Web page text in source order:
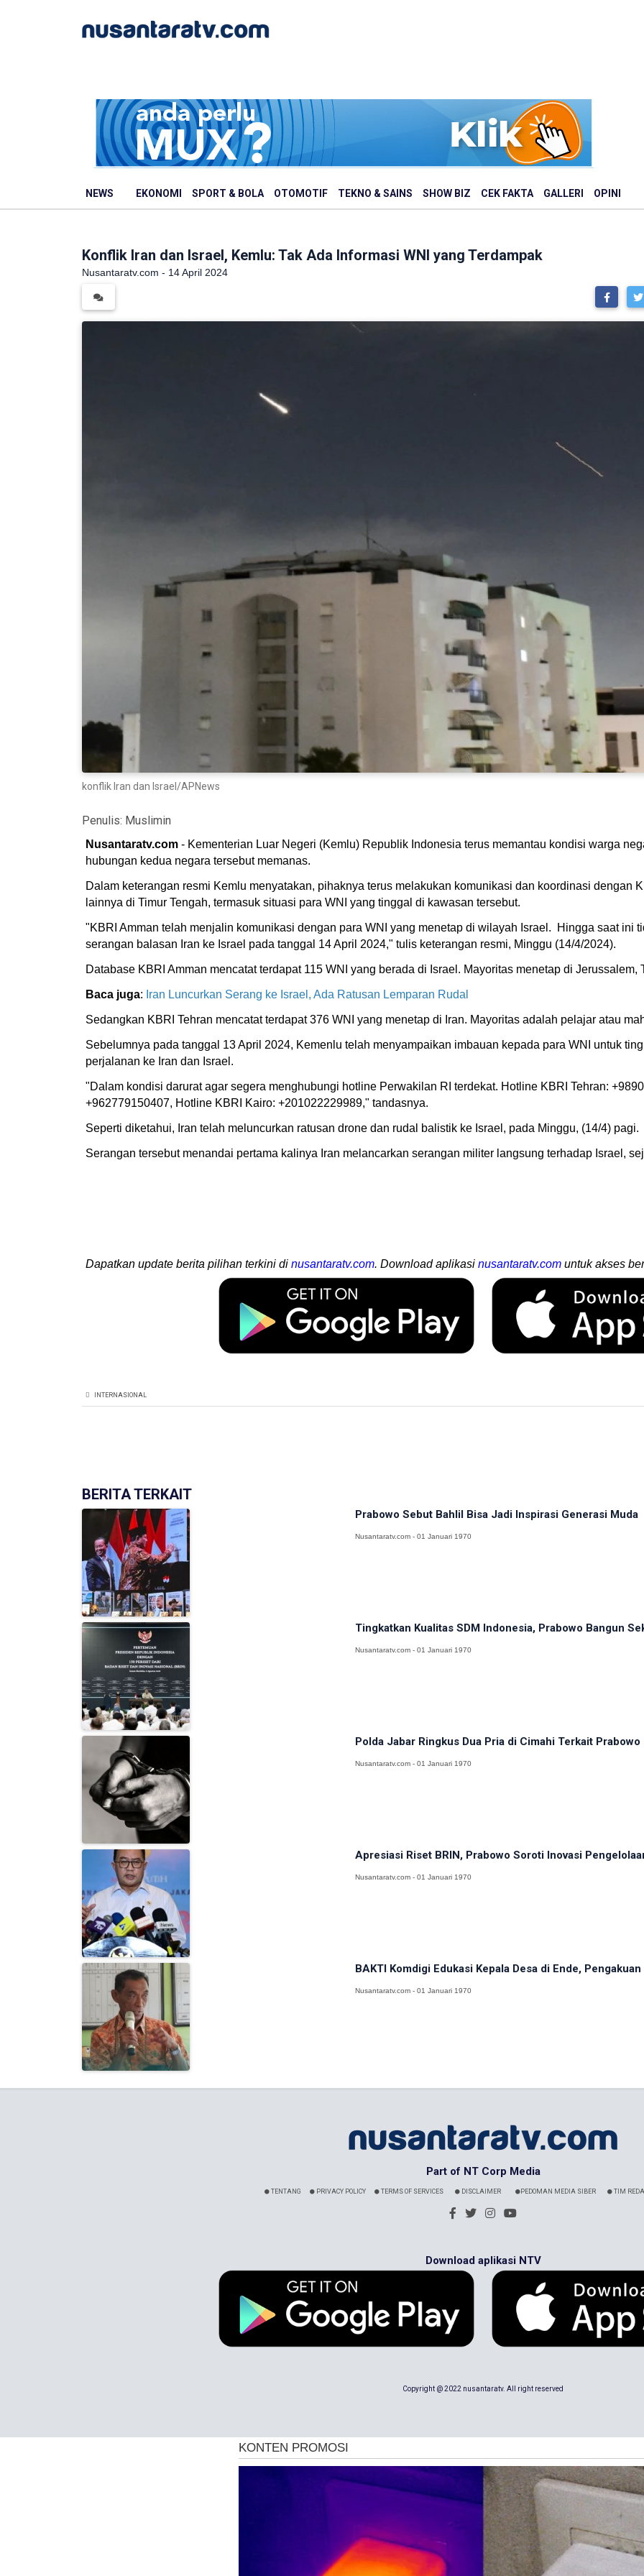
NEWS EKONOMI SPORT & BOLA OTOMOTIF TEKNO & SAINS SHOW BIZ CEK FAKTA GALLERI OPINI
Konflik Iran dan Israel, Kemlu: Tak Ada Informasi WNI yang Terdampak
Nusantaratv.com - 14 April 2024
konflik Iran dan Israel/APNews
Penulis: Muslimin
Nusantaratv.com - Kementerian Luar Negeri (Kemlu) Republik Indonesia terus memantau kondisi warga
hubungan kedua negara tersebut memanas.
Dalam keterangan resmi Kemlu menyatakan, pihaknya terus melakukan komunikasi dan koordinasi dengan
lainnya di Timur Tengah, termasuk situasi para WNI yang tinggal di kawasan tersebut.
"KBRI Amman telah menjalin komunikasi dengan para WNI yang menetap di wilayah Israel. Hingga saat ini
serangan balasan Iran ke Israel pada tanggal 14 April 2024," tulis keterangan resmi, Minggu (14/4/2024).
Database KBRI Amman mencatat terdapat 115 WNI yang berada di Israel. Mayoritas menetap di Jerussalem,
Baca juga: Iran Luncurkan Serang ke Israel, Ada Ratusan Lemparan Rudal
Sedangkan KBRI Tehran mencatat terdapat 376 WNI yang menetap di Iran. Mayoritas adalah pelajar atau
Sebelumnya pada tanggal 13 April 2024, Kemenlu telah menyampaikan imbauan kepada para WNI untuk
perjalanan ke Iran dan Israel.
"Dalam kondisi darurat agar segera menghubungi hotline Perwakilan RI terdekat. Hotline KBRI Tehran:
+962779150407, Hotline KBRI Kairo: +201022229989," tandasnya.
Seperti diketahui, Iran telah meluncurkan ratusan drone dan rudal balistik ke Israel, pada Minggu, (14/4) pagi.
Serangan tersebut menandai pertama kalinya Iran melancarkan serangan militer langsung terhadap Israel,
Dapatkan update berita pilihan terkini di nusantaratv.com. Download aplikasi nusantaratv.com untuk akses
INTERNASIONAL
BERITA TERKAIT
Prabowo Sebut Bahlil Bisa Jadi Inspirasi Generasi Muda
Nusantaratv.com - 01 Januari 1970
Tingkatkan Kualitas SDM Indonesia, Prabowo Bangun
Nusantaratv.com - 01 Januari 1970
Polda Jabar Ringkus Dua Pria di Cimahi Terkait
Nusantaratv.com - 01 Januari 1970
Apresiasi Riset BRIN, Prabowo Soroti Inovasi
Nusantaratv.com - 01 Januari 1970
BAKTI Komdigi Edukasi Kepala Desa di Ende,
Nusantaratv.com - 01 Januari 1970
Part of NT Corp Media
TENTANG PRIVACY POLICY TERMS OF SERVICES DISCLAIMER PEDOMAN MEDIA SIBER TIM
Download aplikasi NTV
Copyright @ 2022 nusantaratv. All right reserved